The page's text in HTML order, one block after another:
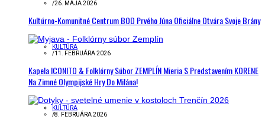
/26. MÁJA 2026
Kultúrno-Komunitné Centrum BOD Prvého Júna Oficiálne Otvára Svoje Brány
KULTÚRA
/11. FEBRUÁRA 2026
Kapela ICONITO & Folklórny Súbor ZEMPLÍN Mieria S Predstavením KORENE
Na Zimné Olympijské Hry Do Milána!
KULTÚRA
/8. FEBRUÁRA 2026